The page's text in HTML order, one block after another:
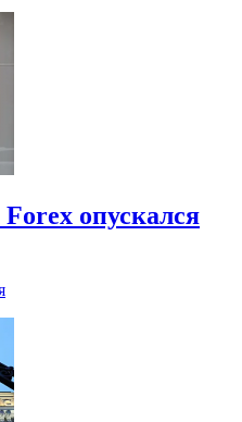
опускался